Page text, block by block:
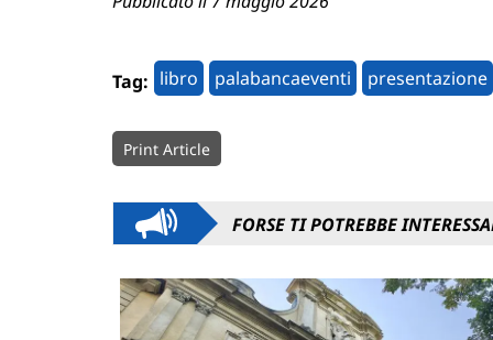
Tag: libro palabancaeventi presentazione
Print Article
FORSE TI POTREBBE